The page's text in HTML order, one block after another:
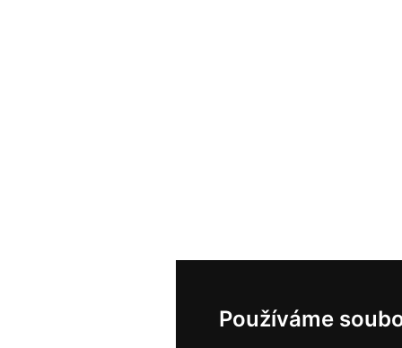
Používáme